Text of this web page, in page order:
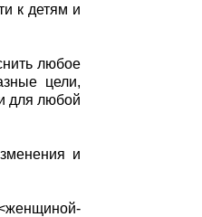
к детям и
любое
цели,
для любой
и
<женщиной-